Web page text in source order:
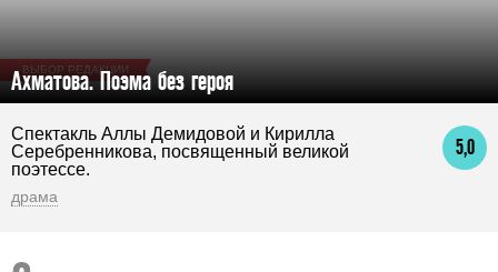
ВЫБОР РЕДАКЦИИ
Ахматова. Поэма без героя
5,0
Спектакль Аллы Демидовой и Кирилла
Серебренникова, посвященный великой
поэтессе.
драма